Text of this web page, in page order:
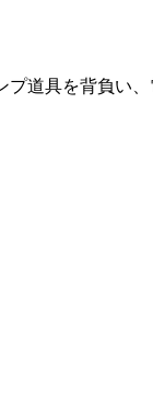
道具を背負い